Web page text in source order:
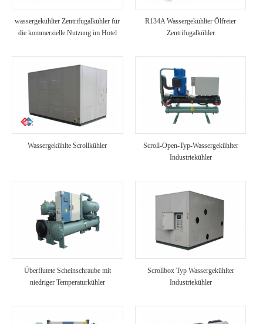
wassergekühlter Zentrifugalkühler für
die kommerzielle Nutzung im Hotel
R134A Wassergekühlter Ölfreier
Zentrifugalkühler
Wassergekühlte Scrollkühler
Scroll-Open-Typ-Wassergekühlter
Industriekühler
Überflutete Scheinschraube mit
niedriger Temperaturkühler
Scrollbox Typ Wassergekühlter
Industriekühler